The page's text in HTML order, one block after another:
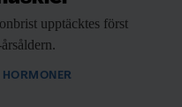
upptäcktes först
HORMONER